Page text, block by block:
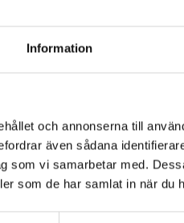
Information
och annonserna till
även sådana
som vi samarbetar med.
som de har samlat in när du
din
inte